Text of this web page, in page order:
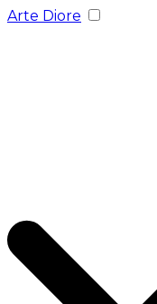
Arte Diore